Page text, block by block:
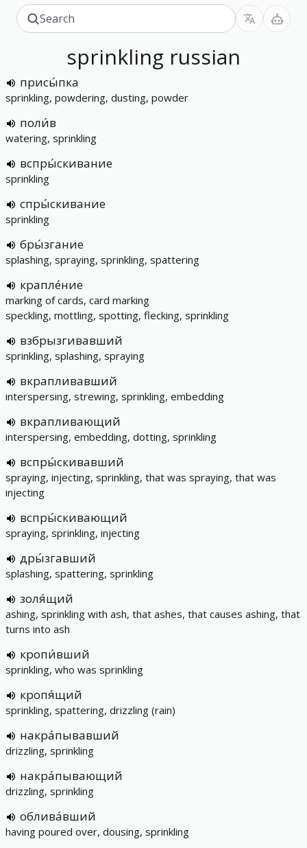
sprinkling russian
присы́пка
sprinkling, powdering, dusting, powder
поли́в
watering, sprinkling
вспры́скивание
sprinkling
спры́скивание
sprinkling
бры́згание
splashing, spraying, sprinkling, spattering
крапле́ние
marking of cards, card marking
speckling, mottling, spotting, flecking, sprinkling
взбрызгивавший
sprinkling, splashing, spraying
вкрапливавший
interspersing, strewing, sprinkling, embedding
вкрапливающий
interspersing, embedding, dotting, sprinkling
вспры́скивавший
spraying, injecting, sprinkling, that was spraying, that was
injecting
вспры́скивающий
spraying, sprinkling, injecting
дры́згавший
splashing, spattering, sprinkling
золя́щий
ashing, sprinkling with ash, that ashes, that causes ashing, that
turns into ash
кропи́вший
sprinkling, who was sprinkling
кропя́щий
sprinkling, spattering, drizzling (rain)
накра́пывавший
drizzling, sprinkling
накра́пывающий
drizzling, sprinkling
облива́вший
having poured over, dousing, sprinkling